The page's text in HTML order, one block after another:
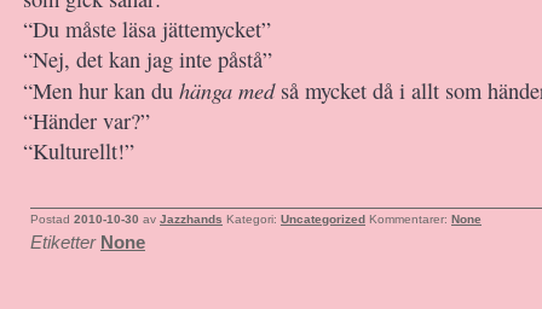
“Du måste läsa jättemycket”
“Nej, det kan jag inte påstå”
“Men hur kan du hänga medså mycket då i allt som
“Händer var?”
“Kulturellt!”
Postad 2010-10-30 av Jazzhands Kategori: Uncategorized Kommentarer: None
Etiketter None